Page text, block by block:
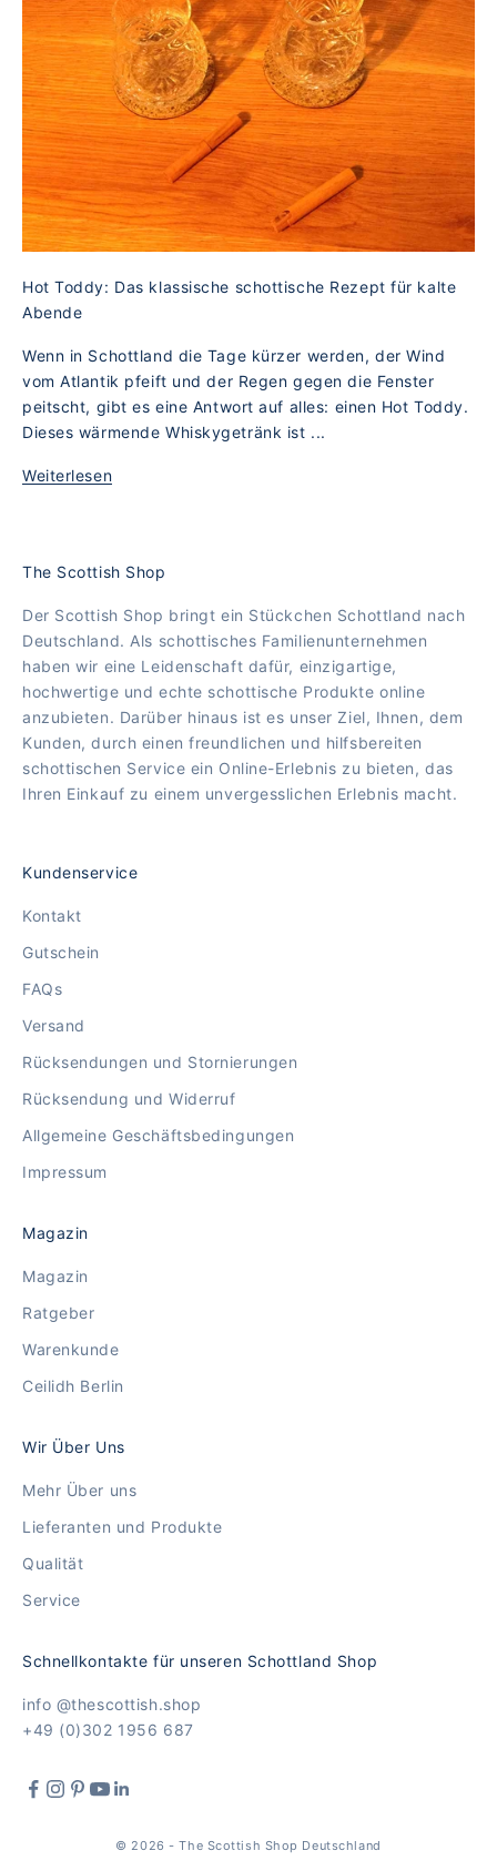
Hot Toddy: Das klassische schottische Rezept für kalte
Abende
Wenn in Schottland die Tage kürzer werden, der Wind
vom Atlantik pfeift und der Regen gegen die Fenster
peitscht, gibt es eine Antwort auf alles: einen Hot Toddy.
Dieses wärmende Whiskygetränk ist ...
Weiterlesen
The Scottish Shop
Der Scottish Shop bringt ein Stückchen Schottland nach
Deutschland. Als schottisches Familienunternehmen
haben wir eine Leidenschaft dafür, einzigartige,
hochwertige und echte schottische Produkte online
anzubieten. Darüber hinaus ist es unser Ziel, Ihnen, dem
Kunden, durch einen freundlichen und hilfsbereiten
schottischen Service ein Online-Erlebnis zu bieten, das
Ihren Einkauf zu einem unvergesslichen Erlebnis macht.
Kundenservice
Kontakt
Gutschein
FAQs
Versand
Rücksendungen und Stornierungen
Rücksendung und Widerruf
Allgemeine Geschäftsbedingungen
Impressum
Magazin
Magazin
Ratgeber
Warenkunde
Ceilidh Berlin
Wir Über Uns
Mehr Über uns
Lieferanten und Produkte
Qualität
Service
Schnellkontakte für unseren Schottland Shop
info @thescottish.shop
+49 (0)302 1956 687
© 2026 - The Scottish Shop Deutschland